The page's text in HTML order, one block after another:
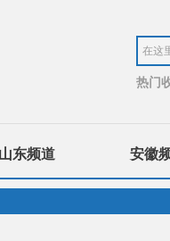
热门
山东频道 安徽